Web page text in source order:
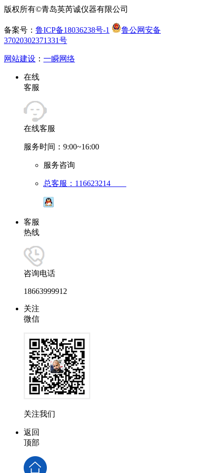
版权所有©青岛英芮诚仪器有限公司
备案号： 鲁ICP备18036238号-1
鲁公网安备
37020302371331号
网站建设 ： 一瞬网络
在线
客服
在线客服
服务时间：9:00~16:00
服务咨询
总客服：116623214
客服
热线
咨询电话
18663999912
关注
微信
关注我们
返回
顶部